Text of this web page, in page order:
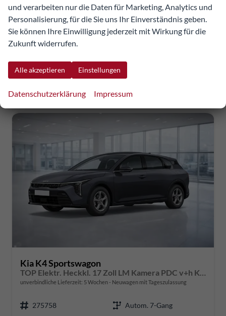
36.823,52 €
incl. 20% MwSt.
inkl. NoVA
Details
Verbrauch kombiniert:7,10 l/100km
CO2-Klasse:
Kia K4 Sportswagon
TOP Elektr. Heckkl. 17 Zoll LM Kamera PDC v+h Klimaauto. Voll-LED-Scheinwerfer
unverbindliche Lieferzeit: 5 Wochen Neuwagen mit Tageszulassung
275758
Autom. 7-Gang
und verarbeiten nur die Daten für Marketing, Analytics und
Personalisierung, für die Sie uns Ihr Einverständnis geben.
Sie können Ihre Einwilligung jederzeit mit Wirkung für die
Zukunft widerrufen.
Alle akzeptieren Einstellungen
Datenschutzerklärung Impressum